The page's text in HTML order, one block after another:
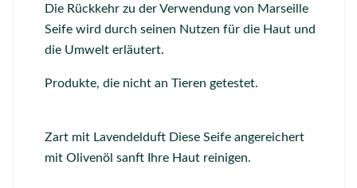
Die Rückkehr zu der Verwendung von Marseille
Seife wird durch seinen Nutzen für die Haut und
die Umwelt erläutert.
Produkte, die nicht an Tieren getestet.
Zart mit Lavendelduft Diese Seife angereichert
mit Olivenöl sanft Ihre Haut reinigen.